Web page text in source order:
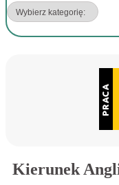
Kierunek